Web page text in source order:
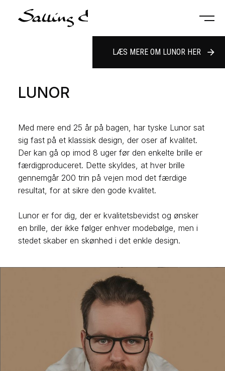
LUNOR
Med mere end 25 år på bagen, har tyske Lunor sat
sig fast på et klassisk design, der oser af kvalitet.
Der kan gå op imod 8 uger før den enkelte brille er
færdigproduceret. Dette skyldes, at hver brille
gennemgår 200 trin på vejen mod det færdige
resultat, for at sikre den gode kvalitet.
Lunor er for dig, der er kvalitetsbevidst og ønsker
en brille, der ikke følger enhver modebølge, men i
stedet skaber en skønhed i det enkle design.
LÆS MERE OM LUNOR HER arrow_forward